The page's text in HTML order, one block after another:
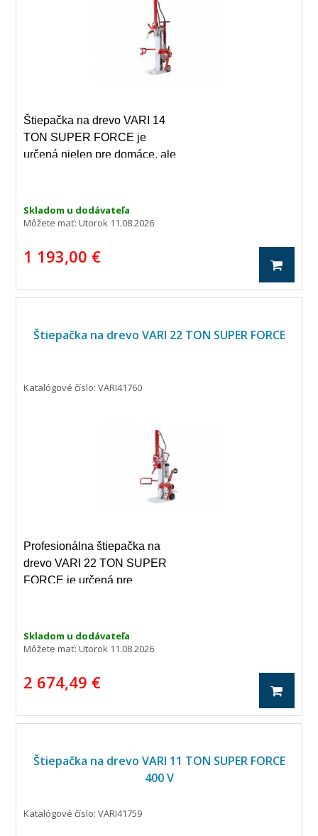
Skladom u dodávateľa
Môžete mať:Utorok 11.08.2026
1 193,00 €
Štiepačka na drevo VARI 14
TON SUPER FORCE je
určená nielen pre domáce, ale
penzióny), kedy je potrebné
štiepať väčšie množstvo
Štiepačka na drevo VARI 22 TON SUPER FORCE
Katalógové číslo: VARI41760
Skladom u dodávateľa
Môžete mať:Utorok 11.08.2026
2 674,49 €
Profesionálna štiepačka na
drevo VARI 22 TON SUPER
FORCE je určená pre
potreby.
Štiepačka na drevo VARI 11 TON SUPER FORCE
400 V
Katalógové číslo: VARI41759